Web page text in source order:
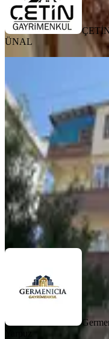
ÜNAL
3+1 ·
23.000 ₺
Germenicia Gayrimenkul
Yarpuz